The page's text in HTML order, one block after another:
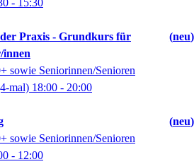
- 15:30
Praxis - Grundkurs für
innen
neu
sowie Seniorinnen/Senioren
mal) 18:00 - 20:00
neu
sowie Seniorinnen/Senioren
- 12:00